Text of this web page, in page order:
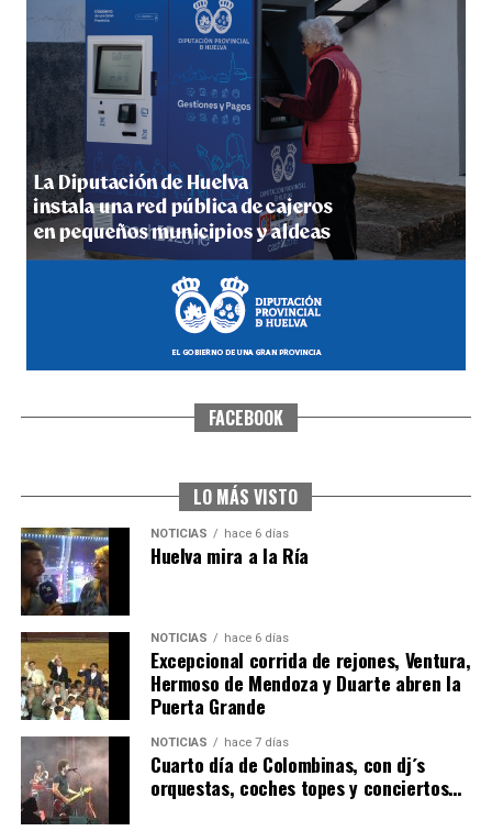
5º DÍA DE LAS FIESTAS COLOMBINAS 2026
hace 6 días·Huelvatv
CUARTA CORRIDA DE LAS FIESTAS COLOMBINAS
4º DÍA DE LAS FIESTAS COLOMBINAS 2026
hace 1 semana ·Huelvatv
FACEBOOK
LO MÁS VISTO
NOTICIAS hace 6 días
Huelva mira a la Ría
NOTICIAS hace 6 días
Excepcional corrida de rejones, Ventura,
Hermoso de Mendoza y Duarte abren la
Puerta Grande
NOTICIAS hace 7 días
Cuarto día de Colombinas, con dj´s
orquestas, coches topes y conciertos…